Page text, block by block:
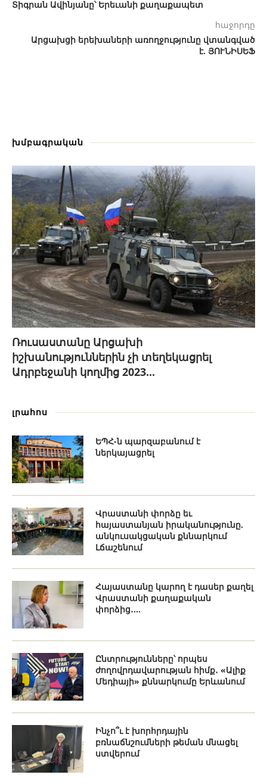
Տիգրան Ավինյանը՝ Երեւանի քաղաքապետ
հաջորդը
Արցախցի երեխաների առողջությունը վտանգված
է. ՅՈՒՆԻՍԵՖ
խմբագրական
Ռուսաստանը Արցախի
իշխանություններին չի տեղեկացրել
Ադրբեջանի կողմից 2023...
լրահոս
ԵՊՀ-ն պարզաբանում է
ներկայացրել
Վրաստանի փորձը եւ
հայաստանյան իրականությունը.
անկուսակցական քննարկում
Լճաշենում
Հայաստանը կարող է դասեր քաղել
Վրաստանի քաղաքական
փորձից․...
Ընտրությունները՝ որպես
ժողովրդավարության հիմք․ «Ալիք
Մեդիայի» քննարկումը Երևանում
Ինչո՞ւ է խորհրդային
բռնաճնշումների թեման մնացել
ստվերում